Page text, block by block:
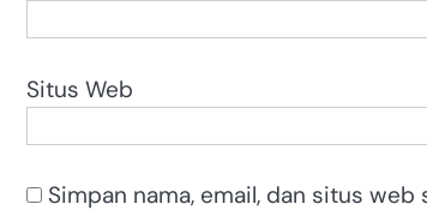
Situs Web
Simpan nama, email, dan situs